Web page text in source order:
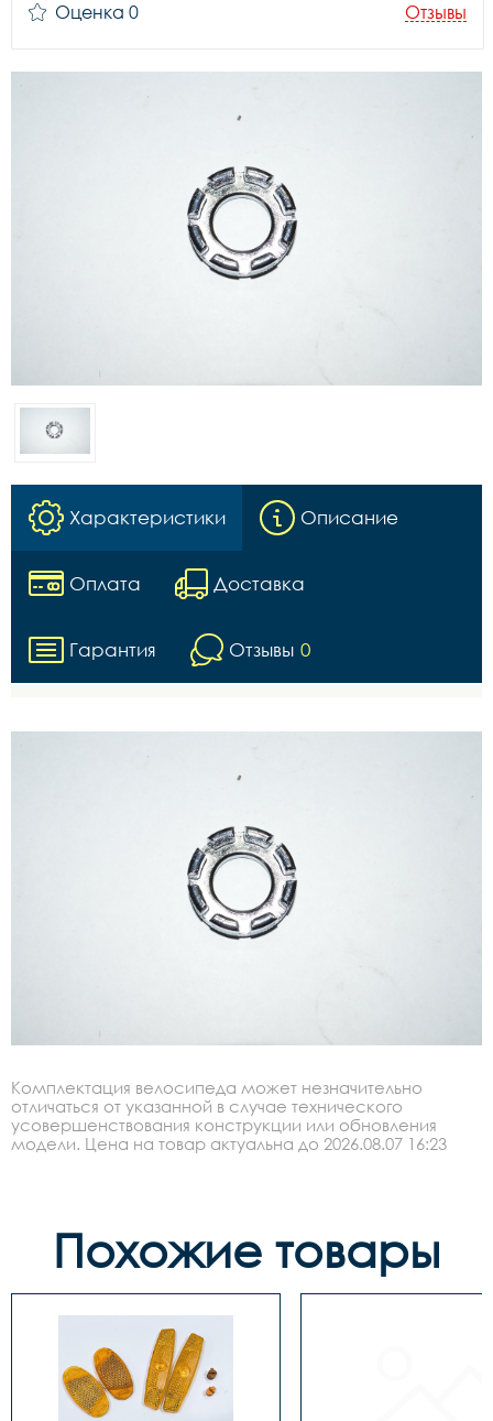
Оценка 0
Отзывы
Характеристики Описание
Оплата Доставка
Гарантия Отзывы 0
Комплектация велосипеда может незначительно
отличаться от указанной в случае технического
усовершенствования конструкции или обновления
модели. Цена на товар актуальна до 2026.08.07 16:23
Похожие товары